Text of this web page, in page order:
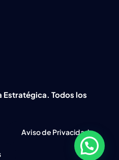
Todos los
Aviso de Privacidad